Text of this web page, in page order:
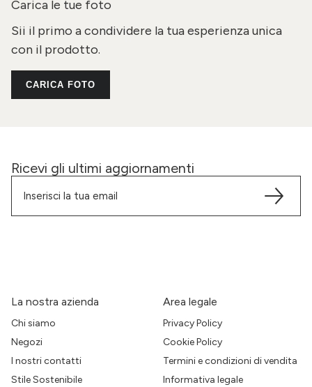
Carica le tue foto
Sii il primo a condividere la tua esperienza unica
con il prodotto.
CARICA FOTO
Ricevi gli ultimi aggiornamenti
La nostra azienda
Chi siamo
Negozi
I nostri contatti
Stile Sostenibile
Area legale
Privacy Policy
Cookie Policy
Termini e condizioni di vendita
Informativa legale